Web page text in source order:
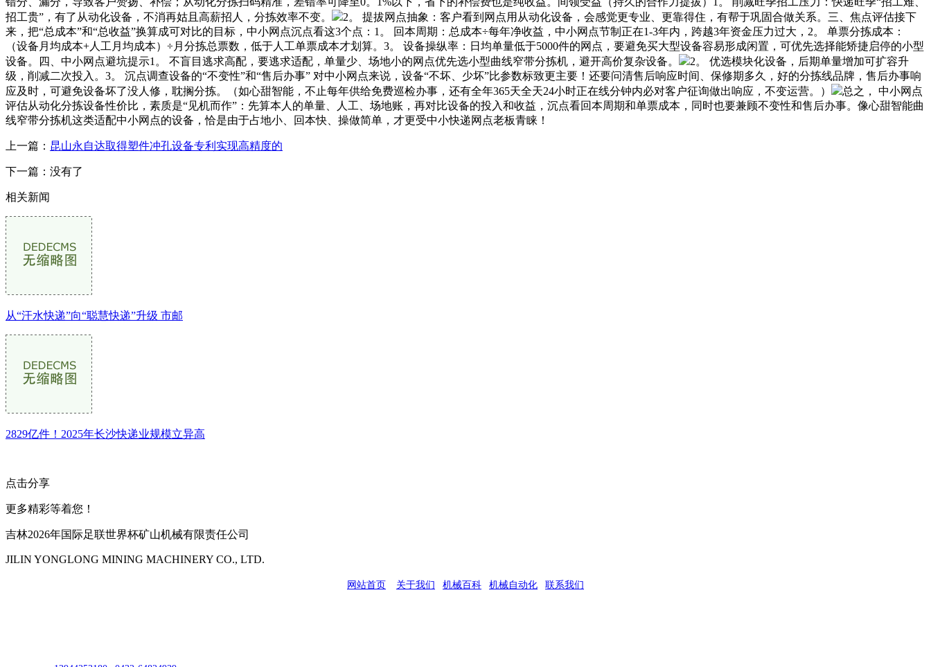
招工贵”，有了从动化设备，不消再姑且高薪招人，分拣效率不变。
2。 提拔网点抽象：客户看到网点用从动化设备，会感觉更专业、更靠得住，有帮于巩固合做关系。三、焦点评估接下
来，把“总成本”和“总收益”换算成可对比的目标，中小网点沉点看这3个点：1。 回本周期：总成本÷每年净收益，中小网点节制正在1-3年内，跨越3年资金压力过大，2。 单票分拣成本：
（设备月均成本+人工月均成本）÷月分拣总票数，低于人工单票成本才划算。3。 设备操纵率：日均单量低于5000件的网点，要避免买大型设备容易形成闲置，可优先选择能矫捷启停的小型
设备。四、中小网点避坑提示1。 不盲目逃求高配，要逃求适配，单量少、场地小的网点优先选小型曲线窄带分拣机，避开高价复杂设备。
2。 优选模块化设备，后期单量增加可扩容升
级，削减二次投入。3。 沉点调查设备的“不变性”和“售后办事” 对中小网点来说，设备“不坏、少坏”比参数标致更主要！还要问清售后响应时间、保修期多久，好的分拣线品牌，售后办事响
应及时，可避免设备坏了没人修，耽搁分拣。（如心甜智能，不止每年供给免费巡检办事，还有全年365天全天24小时正在线分钟内必对客户征询做出响应，不变运营。）
总之， 中小网点
评估从动化分拣设备性价比，素质是“见机而作”：先算本人的单量、人工、场地账，再对比设备的投入和收益，沉点看回本周期和单票成本，同时也要兼顾不变性和售后办事。像心甜智能曲
线窄带分拣机这类适配中小网点的设备，恰是由于占地小、回本快、操做简单，才更受中小快递网点老板青睐！
上一篇： 昆山永自达取得塑件冲孔设备专利实现高精度的
下一篇：没有了
相关新闻
从“汗水快递”向“聪慧快递”升级 市邮
2829亿件！2025年长沙快递业规模立异高
点击分享
更多精彩等着您！
吉林2026年国际足联世界杯矿山机械有限责任公司
JILIN YONGLONG MINING MACHINERY CO., LTD.
网站首页 关于我们 机械百科 机械自动化 联系我们